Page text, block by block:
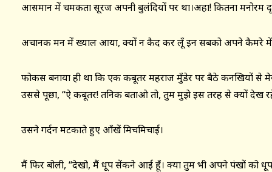
आसमान में चमकता सूरज अपनी बुलंदियों पर था।अहा! कितना मनोरम
अचानक मन में ख्याल आया, क्यों न कैद कर लूँ इन सबको अपने कैमरे
फोकस बनाया ही था कि एक कबूतर महराज मुँडेर पर बैठे कनखियों से
उससे पूछा, “ऐ कबूतर! तनिक बताओ तो, तुम मुझे इस तरह से क्यों देख
उसने गर्दन मटकाते हुए आँखें मिचमिचाईं।
मैं फिर बोली, “देखो, मैं धूप सेंकने आई हूँ। क्या तुम भी अपने पंखों को धूप